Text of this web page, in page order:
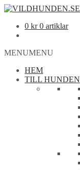
0 kr 0 artiklar
MENUMENU
HEM
TILL HUNDEN